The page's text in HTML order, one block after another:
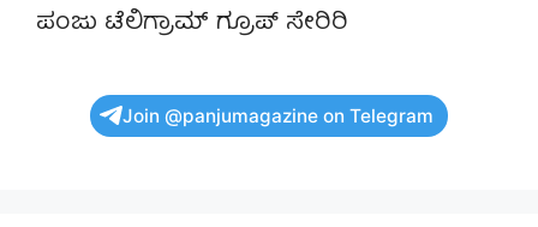
ಪಂಜು ಟೆಲಿಗ್ರಾಮ್ ಗ್ರೂಪ್ ಸೇರಿರಿ
Join @panjumagazine on Telegram